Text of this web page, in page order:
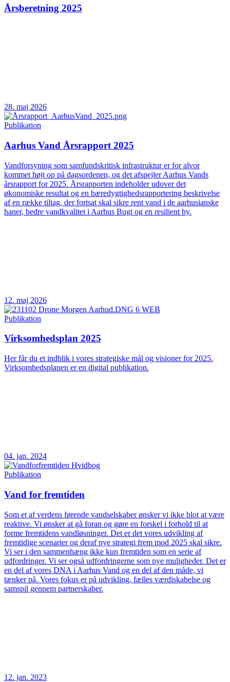
Årsberetning 2025
28. maj 2026
Publikation
Aarhus Vand Årsrapport 2025
Vandforsyning som samfundskritisk infrastruktur er for alvor
kommet højt op på dagsordenen, og det afspejler Aarhus Vands
årsrapport for 2025. Årsrapporten indeholder udover det
økonomiske resultat og en bæredygtighedsrapportering beskrivelse
af en række tiltag, der fortsat skal sikre rent vand i de aarhusianske
haner, bedre vandkvalitet i Aarhus Bugt og en resilient by.
12. maj 2026
Publikation
Virksomhedsplan 2025
Her får du et indblik i vores strategiske mål og visioner for 2025.
Virksomhedsplanen er en digital publikation.
04. jan. 2024
Publikation
Vand for fremtiden
Som et af verdens førende vandselskaber ønsker vi ikke blot at være
reaktive. Vi ønsker at gå foran og gøre en forskel i forhold til at
forme fremtidens vandløsninger. Det er det vores udvikling af
fremtidige scenarier og deraf nye strategi frem mod 2025 skal sikre.
Vi ser i den sammenhæng ikke kun fremtiden som en serie af
udfordringer. Vi ser også udfordringerne som nye muligheder. Det er
en del af vores DNA i Aarhus Vand og en del af den måde, vi
tænker på. Vores fokus er på udvikling, fælles værdiskabelse og
samspil gennem partnerskaber.
12. jan. 2023